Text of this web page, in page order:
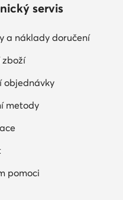
servis
a náklady doručení
zboží
objednávky
metody
pomoci